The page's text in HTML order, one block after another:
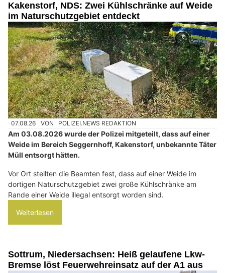
Kakenstorf, NDS: Zwei Kühlschränke auf Weide
im Naturschutzgebiet entdeckt
07.08.26 VON POLIZEI.NEWS REDAKTION
Am 03.08.2026 wurde der Polizei mitgeteilt, dass auf einer
Weide im Bereich Seggernhoff, Kakenstorf, unbekannte Täter
Müll entsorgt hätten.
Vor Ort stellten die Beamten fest, dass auf einer Weide im
dortigen Naturschutzgebiet zwei große Kühlschränke am
Rande einer Weide illegal entsorgt worden sind.
Weiterlesen
Sottrum, Niedersachsen: Heiß gelaufene Lkw-
Bremse löst Feuerwehreinsatz auf der A1 aus